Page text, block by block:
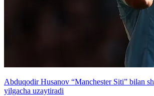
Abduqodir Husanov “Manchester Siti” bilan
yilgacha uzaytiradi